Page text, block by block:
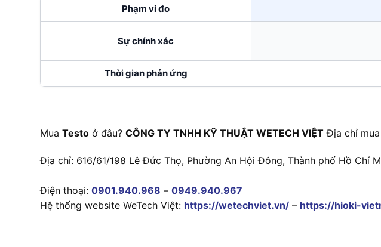
Phạm vi đo
Sự chính xác
Thời gian phản ứng
Mua Testo ở đâu? CÔNG TY TNHH KỸ THUẬT WETECH VIỆT Địa chỉ
Địa chỉ: 616/61/198 Lê Đức Thọ, Phường An Hội Đông, Thành phố Hồ Chí
Điện thoại: 0901.940.968 – 0949.940.967
Hệ thống website WeTech Việt: https://wetechviet.vn/ – https://hioki-